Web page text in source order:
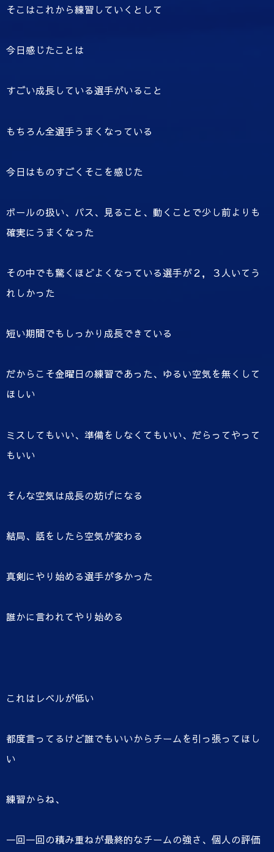
そこはこれから練習していくとして
今日感じたことは
すごい成長している選手がいること
もちろん全選手うまくなっている
今日はものすごくそこを感じた
ボールの扱い、パス、見ること、動くことで少し前よりも
確実にうまくなった
その中でも驚くほどよくなっている選手が２，３人いてう
れしかった
短い期間でもしっかり成長できている
だからこそ金曜日の練習であった、ゆるい空気を無くして
ほしい
ミスしてもいい、準備をしなくてもいい、だらってやって
もいい
そんな空気は成長の妨げになる
結局、話をしたら空気が変わる
真剣にやり始める選手が多かった
誰かに言われてやり始める
これはレベルが低い
都度言ってるけど誰でもいいからチームを引っ張ってほし
い
練習からね、
一回一回の積み重ねが最終的なチームの強さ、個人の評価